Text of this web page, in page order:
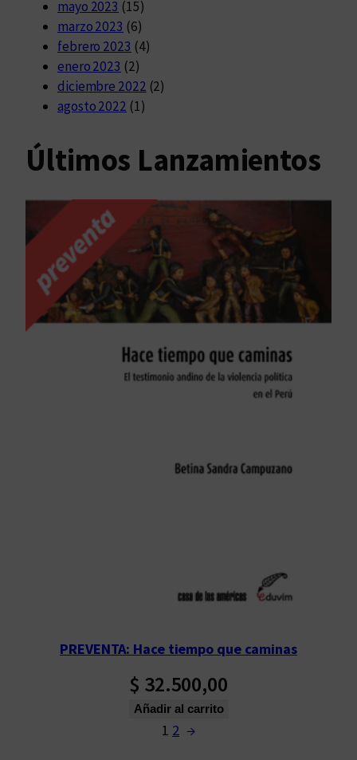
mayo 2023 (15)
marzo 2023 (6)
febrero 2023 (4)
enero 2023 (2)
diciembre 2022 (2)
agosto 2022 (1)
Últimos Lanzamientos
PREVENTA: Hace tiempo que caminas
$ 32.500,00
Añadir al carrito
1 2 →